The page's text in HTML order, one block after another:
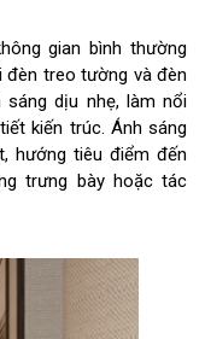
gian bình thường
đèn treo tường và đèn
dịu nhẹ, làm nổi
kiến ​​trúc. Ánh sáng
hướng tiêu điểm đến
trưng bày hoặc tác